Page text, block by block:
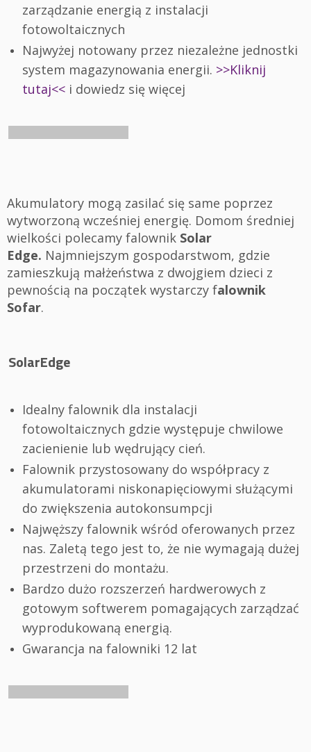
zarządzanie energią z instalacji
fotowoltaicznych
Najwyżej notowany przez niezależne jednostki
system magazynowania energii. >>Kliknij
tutaj<< i dowiedz się więcej
Akumulatory mogą zasilać się same poprzez
wytworzoną wcześniej energię. Domom średniej
wielkości polecamy falownik Solar
Edge. Najmniejszym gospodarstwom, gdzie
zamieszkują małżeństwa z dwojgiem dzieci z
pewnością na początek wystarczy falownik
Sofar.
SolarEdge
Idealny falownik dla instalacji
fotowoltaicznych gdzie występuje chwilowe
zacienienie lub wędrujący cień.
Falownik przystosowany do współpracy z
akumulatorami niskonapięciowymi służącymi
do zwiększenia autokonsumpcji
Najwęższy falownik wśród oferowanych przez
nas. Zaletą tego jest to, że nie wymagają dużej
przestrzeni do montażu.
Bardzo dużo rozszerzeń hardwerowych z
gotowym softwerem pomagających zarządzać
wyprodukowaną energią.
Gwarancja na falowniki 12 lat